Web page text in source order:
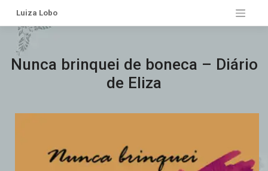
conteúdo
Luiza Lobo
Nunca brinquei de boneca – Diário
de Eliza